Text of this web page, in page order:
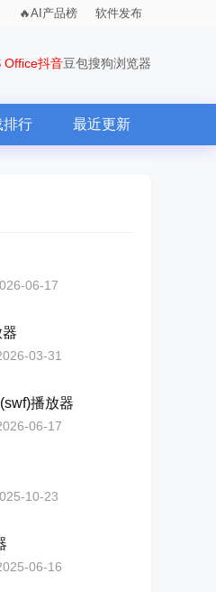
AI产品榜 软件发布
Office抖音豆包搜狗浏览器
排行 最近更新
06-17
03-31
播放器
06-17
10-23
06-16